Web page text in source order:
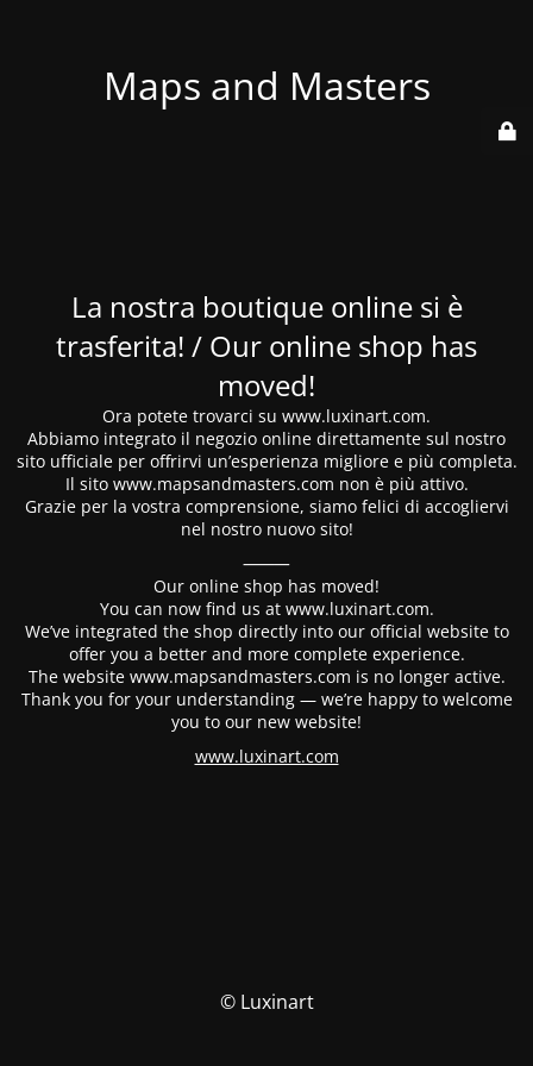
Maps and Masters
La nostra boutique online si è
trasferita! / Our online shop has
moved!
Ora potete trovarci su www.luxinart.com.
Abbiamo integrato il negozio online direttamente sul nostro
sito ufficiale per offrirvi un’esperienza migliore e più completa.
Il sito www.mapsandmasters.com non è più attivo.
Grazie per la vostra comprensione, siamo felici di accogliervi
nel nostro nuovo sito!
⸻
Our online shop has moved!
You can now find us at www.luxinart.com.
We’ve integrated the shop directly into our official website to
offer you a better and more complete experience.
The website www.mapsandmasters.com is no longer active.
Thank you for your understanding — we’re happy to welcome
you to our new website!
www.luxinart.com
© Luxinart